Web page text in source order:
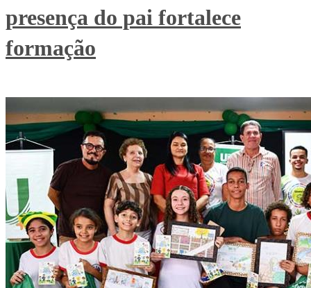
presença do pai fortalece
formação